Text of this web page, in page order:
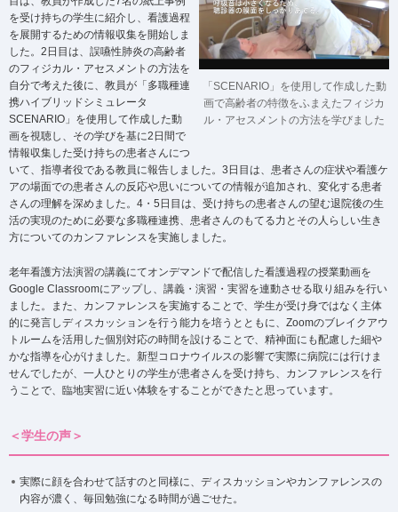
「SCENARIO」を使用して作成した動
画で高齢者の特徴をふまえたフィジカ
ル・アセスメントの方法を学びました
を受け持ちの学生に紹介し、看護過程
を展開するための情報収集を開始しま
した。2日目は、誤嚥性肺炎の高齢者
のフィジカル・アセスメントの方法を
自分で考えた後に、教員が「多職種連
携ハイブリッドシミュレータ
SCENARIO」を使用して作成した動
画を視聴し、その学びを基に2日間で
情報収集した受け持ちの患者さんにつ
いて、指導者役である教員に報告しました。3日目は、患者さんの症状や看護ケ
アの場面での患者さんの反応や思いについての情報が追加され、変化する患者
さんの理解を深めました。4・5日目は、受け持ちの患者さんの望む退院後の生
活の実現のために必要な多職種連携、患者さんのもてる力とその人らしい生き
方についてのカンファレンスを実施しました。
老年看護方法演習の講義にてオンデマンドで配信した看護過程の授業動画を
Google Classroomにアップし、講義・演習・実習を連動させる取り組みを行い
ました。また、カンファレンスを実施することで、学生が受け身ではなく主体
的に発言しディスカッションを行う能力を培うとともに、Zoomのブレイクアウ
トルームを活用した個別対応の時間を設けることで、精神面にも配慮した細や
かな指導を心がけました。新型コロナウイルスの影響で実際に病院には行けま
せんでしたが、一人ひとりの学生が患者さんを受け持ち、カンファレンスを行
うことで、臨地実習に近い体験をすることができたと思っています。
＜学生の声＞
実際に顔を合わせて話すのと同様に、ディスカッションやカンファレンスの
内容が濃く、毎回勉強になる時間が過ごせた。